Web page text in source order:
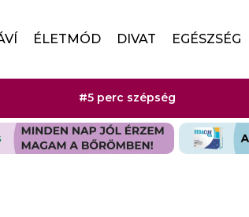
ÉLETMÓD DIVAT EGÉSZSÉG
#5 perc szépség